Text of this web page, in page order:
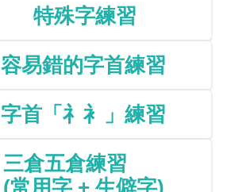
特殊字練習
容易錯的字首練習
字首「礻衤」練習
三倉五倉練習
(常用字 + 生僻字)